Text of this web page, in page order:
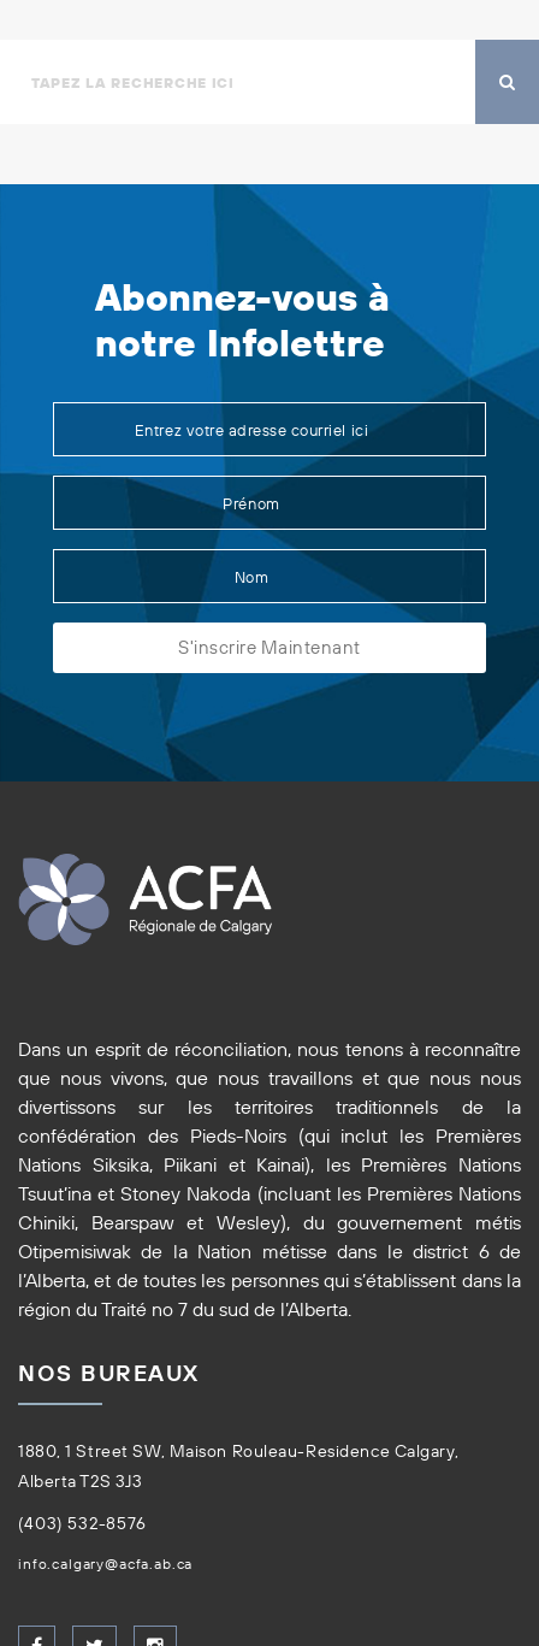
Abonnez-vous à
notre Infolettre
Dans un esprit de réconciliation, nous tenons à reconnaître
que nous vivons, que nous travaillons et que nous nous
divertissons sur les territoires traditionnels de la
confédération des Pieds-Noirs (qui inclut les Premières
Nations Siksika, Piikani et Kainai), les Premières Nations
Tsuut’ina et Stoney Nakoda (incluant les Premières Nations
Chiniki, Bearspaw et Wesley), du gouvernement métis
Otipemisiwak de la Nation métisse dans le district 6 de
l’Alberta, et de toutes les personnes qui s’établissent dans la
région du Traité no 7 du sud de l’Alberta.
NOS BUREAUX
1880, 1 Street SW, Maison Rouleau-Residence Calgary,
Alberta T2S 3J3
(403) 532-8576
info.calgary@acfa.ab.ca